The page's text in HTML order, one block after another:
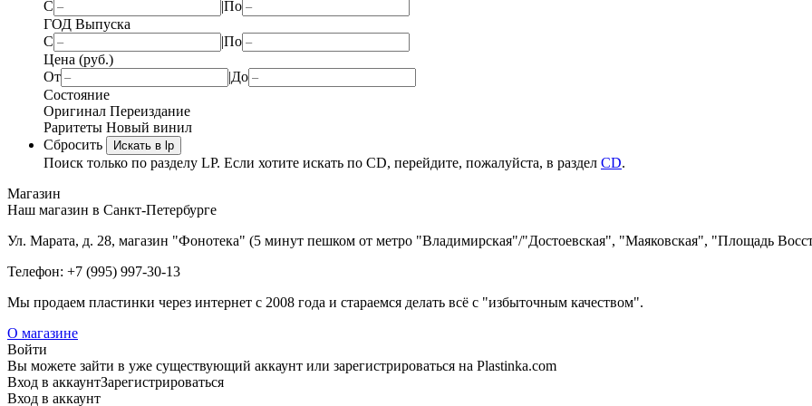
С
|По
ГОД Выпуска
С
|По
Цена (руб.)
От
|До
Состояние
Оригинал Переиздание
Раритеты Новый винил
Сбросить
Искать в lp
Поиск только по разделу LP. Если хотите искать по CD, перейдите, пожалуйста, в раздел CD.
Магазин
Наш магазин в Санкт-Петербурге
Ул. Марата, д. 28, магазин "Фонотека" (5 минут пешком от метро "Владимирская"/"Достоевская", "Маяковская", "Площадь
Телефон: +7 (995) 997-30-13
Мы продаем пластинки через интернет c 2008 года и стараемся делать всё с "избыточным качеством".
О магазине
Войти
Вы можете зайти в уже существующий аккаунт или зарегистрироваться на Plastinka.com
Вход в аккаунтЗарегистрироваться
Вход в аккаунт